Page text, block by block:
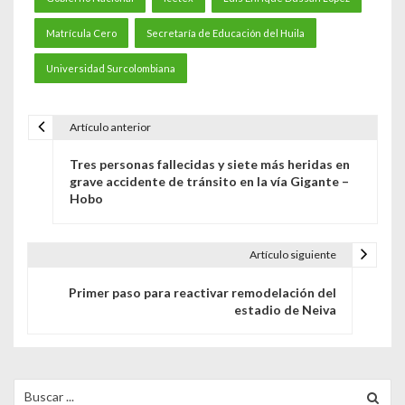
Matrícula Cero Secretaría de Educación del Huila
Universidad Surcolombiana
Artículo anterior
Tres personas fallecidas y siete más heridas en
grave accidente de tránsito en la vía Gigante –
Hobo
Artículo siguiente
Primer paso para reactivar remodelación del
estadio de Neiva
for: